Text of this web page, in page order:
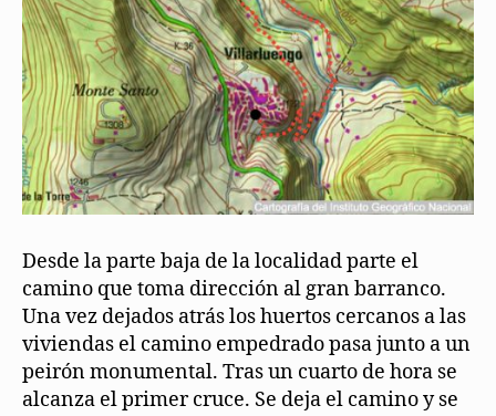
Desde la parte baja de la localidad parte el
camino que toma dirección al gran barranco.
Una vez dejados atrás los huertos cercanos a las
viviendas el camino empedrado pasa junto a un
peirón monumental. Tras un cuarto de hora se
alcanza el primer cruce. Se deja el camino y se